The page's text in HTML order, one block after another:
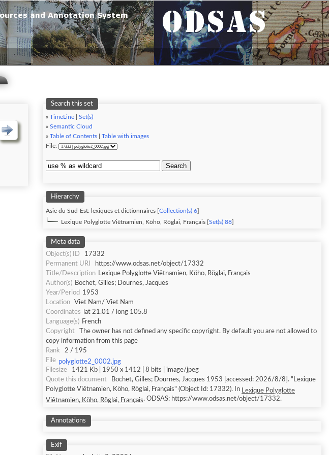
Search this set
» TimeLine
Set(s)
» Semantic Cloud
» Table of Contents
Table with images
File:
Search
Hierarchy
Asie du Sud-Est: lexiques et dictionnaires [ Collection(s) 6
Lexique Polyglotte Viêtnamien, Köho, Röglai, Français [ Set(s) 88
Meta data
Object(s) ID
17332
Permanent URI
https://www.odsas.net/object/17332
Title/Description Lexique Polyglotte Viêtnamien, Köho, Röglai, Français
Author(s) Bochet, Gilles; Dournes, Jacques
Year/Period 1953
Location
Viet Nam/ Viet Nam
Coordinates
lat 21.01 / long 105.8
Language(s) French
Copyright
The owner has not defined any specific copyright. By default you are not allowed to
copy information from this page
Rank
2 / 195
File polyglotte2_0002.jpg
Filesize
1421 Kb | 1950 x 1412 | 8 bits | image/jpeg
Quote this document
Bochet, Gilles; Dournes, Jacques 1953 [accessed: 2026/8/8]. "Lexique
Polyglotte Viêtnamien, Köho, Röglai, Français" (Object Id: 17332). In Lexique Polyglotte
Viêtnamien, Köho, Röglai, Français . ODSAS: https://www.odsas.net/object/17332.
Annotations
Exif